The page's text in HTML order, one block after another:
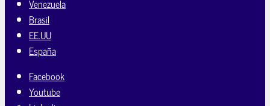
Venezuela
Brasil
EE.UU
España
Facebook
Youtube